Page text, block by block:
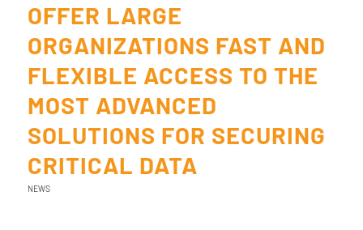
OFFER LARGE
ORGANIZATIONS FAST AND
FLEXIBLE ACCESS TO THE
MOST ADVANCED
SOLUTIONS FOR SECURING
CRITICAL DATA
NEWS